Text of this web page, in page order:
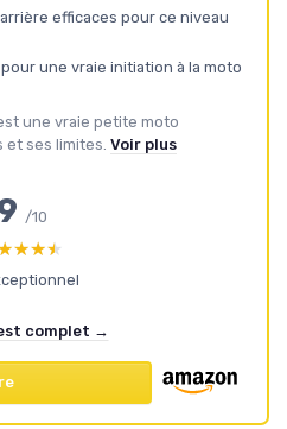
efficaces pour ce niveau
une vraie initiation à la moto
une vraie petite moto
et ses limites. Voir plus
/10
complet →